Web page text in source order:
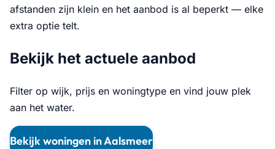
afstanden zijn klein en het aanbod is al beperkt — elke
extra optie telt.
Bekijk het actuele aanbod
Filter op wijk, prijs en woningtype en vind jouw plek
aan het water.
Bekijk woningen in Aalsmeer